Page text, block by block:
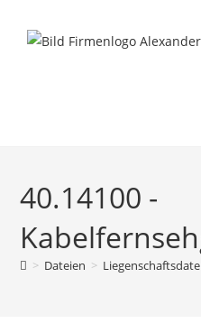
Inhalt
40.14100 -
> Dateien >